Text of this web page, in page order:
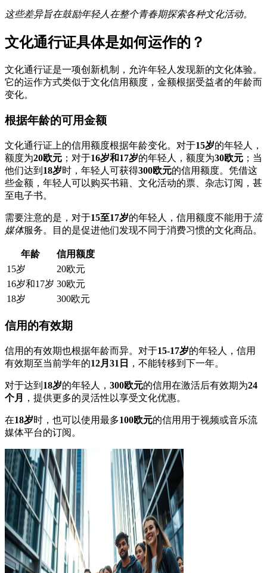
这些差异旨在鼓励年轻人在整个青春期探索各种文化活动。
文化通行证具体是如何运作的？
文化通行证是一项创新机制，允许年轻人发现新的文化体验。
它的运作方式类似于文化信用额度，金额根据受益者的年龄而
变化。
根据年龄的可用金额
文化通行证上的信用额度根据年龄变化。对于15岁的年轻人，
额度为20欧元 ；对于16岁和17岁的年轻人，额度为30欧元 ；当
他们达到 18岁时，年轻人可获得300欧元的信用额度。凭借这
些金额，年轻人可以购买书籍、文化活动的票、杂志订阅，甚
至电子书。
需要注意的是，对于15至17岁的年轻人，信用额度不能用于流
媒体服务。目的是促进他们发现不同于消费习惯的文化商品。
年龄
信用额度
15岁
20欧元
16岁和17岁 30欧元
18岁
300欧元
信用的有效期
信用的有效期也根据年龄而异。对于15-17岁的年轻人，信用
有效期至当前学年的12月31日 ，不能转移到下一年。
对于达到 18岁的年轻人， 300欧元的信用在激活后有效期为24
个月
，提供更多的灵活性以享受文化优惠。
在18岁时，也可以使用最多100欧元的信用用于视频或音乐流
媒体平台的订阅。